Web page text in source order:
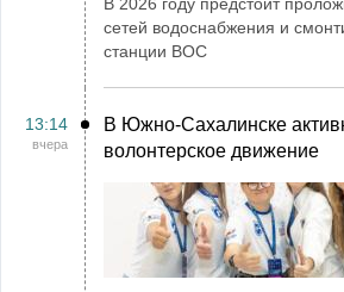
сетей водоснабжения и
станции ВОС
13:14
вчера
В Южно-Сахалинске
волонтерское движение